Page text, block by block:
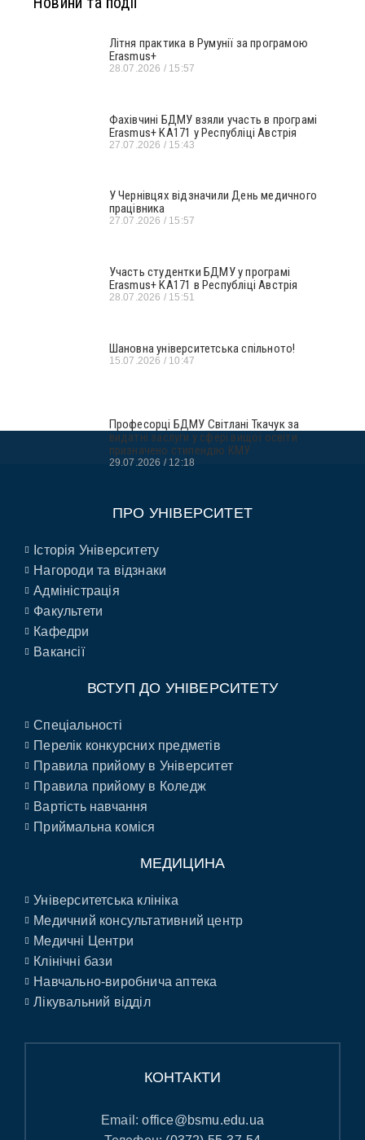
Літня практика в Румунії за програмою
Erasmus+
28.07.2026 15:57
Фахівчині БДМУ взяли участь в програмі
Erasmus+ KA171 у Республіці Австрія
27.07.2026 15:43
У Чернівцях відзначили День медичного
працівника
27.07.2026 15:57
Участь студентки БДМУ у програмі
Erasmus+ KA171 в Республіці Австрія
28.07.2026 15:51
Шановна університетська спільното!
15.07.2026 10:47
Професорці БДМУ Світлані Ткачук за
видатні заслуги у сфері вищої освіти
призначено стипендію КМУ
29.07.2026 12:18
ПРО УНІВЕРСИТЕТ
Історія Університету
Нагороди та відзнаки
Адміністрація
Факультети
Кафедри
Вакансії
ВСТУП ДО УНІВЕРСИТЕТУ
Спеціальності
Перелік конкурсних предметів
Правила прийому в Університет
Правила прийому в Коледж
Вартість навчання
Приймальна коміся
МЕДИЦИНА
Університетська клініка
Медичний консультативний центр
Медичні Центри
Клінічні бази
Навчально-виробнича аптека
Лікувальний відділ
КОНТАКТИ
Email:office@bsmu.edu.ua